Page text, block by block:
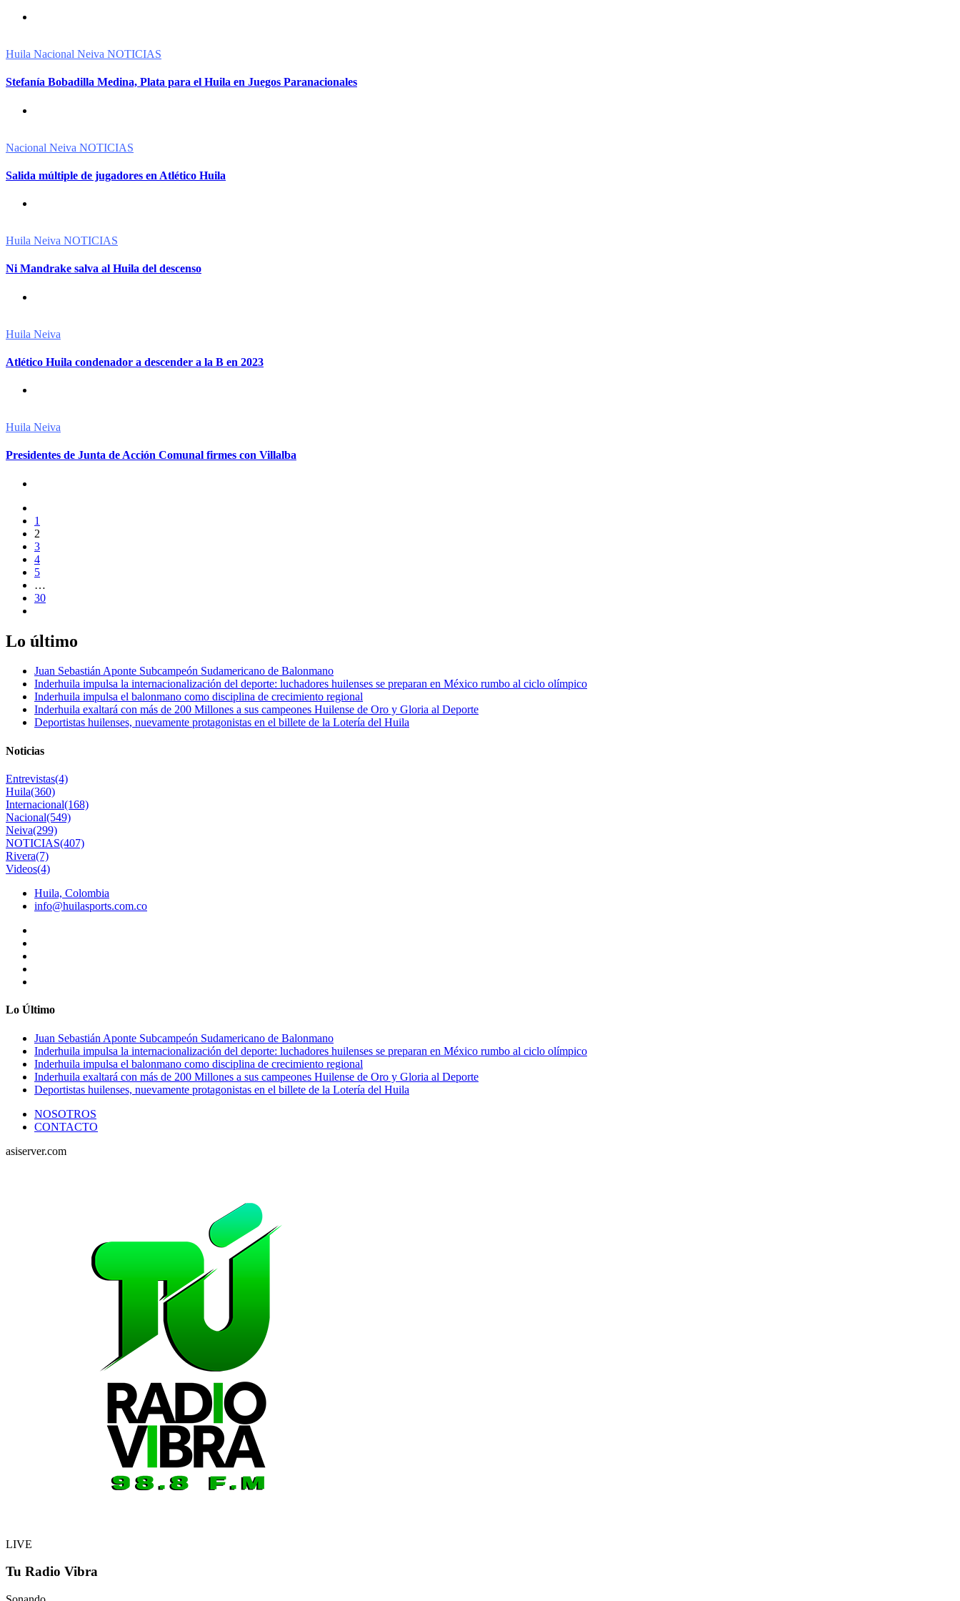
Huila Nacional Neiva NOTICIAS
Stefanía Bobadilla Medina, Plata para el Huila en Juegos Paranacionales
Nacional Neiva NOTICIAS
Salida múltiple de jugadores en Atlético Huila
Huila Neiva NOTICIAS
Ni Mandrake salva al Huila del descenso
Huila Neiva
Atlético Huila condenador a descender a la B en 2023
Huila Neiva
Presidentes de Junta de Acción Comunal firmes con Villalba
1
2
3
4
5
…
30
Lo último
Juan Sebastián Aponte Subcampeón Sudamericano de Balonmano
Inderhuila impulsa la internacionalización del deporte: luchadores huilenses se preparan en México rumbo al ciclo olímpico
Inderhuila impulsa el balonmano como disciplina de crecimiento regional
Inderhuila exaltará con más de 200 Millones a sus campeones Huilense de Oro y Gloria al Deporte
Deportistas huilenses, nuevamente protagonistas en el billete de la Lotería del Huila
Noticias
Entrevistas(4)
Huila(360)
Internacional(168)
Nacional(549)
Neiva(299)
NOTICIAS(407)
Rivera(7)
Videos(4)
Huila, Colombia
info@huilasports.com.co
Lo Último
Juan Sebastián Aponte Subcampeón Sudamericano de Balonmano
Inderhuila impulsa la internacionalización del deporte: luchadores huilenses se preparan en México rumbo al ciclo olímpico
Inderhuila impulsa el balonmano como disciplina de crecimiento regional
Inderhuila exaltará con más de 200 Millones a sus campeones Huilense de Oro y Gloria al Deporte
Deportistas huilenses, nuevamente protagonistas en el billete de la Lotería del Huila
NOSOTROS
CONTACTO
asiserver.com
LIVE
Tu Radio Vibra